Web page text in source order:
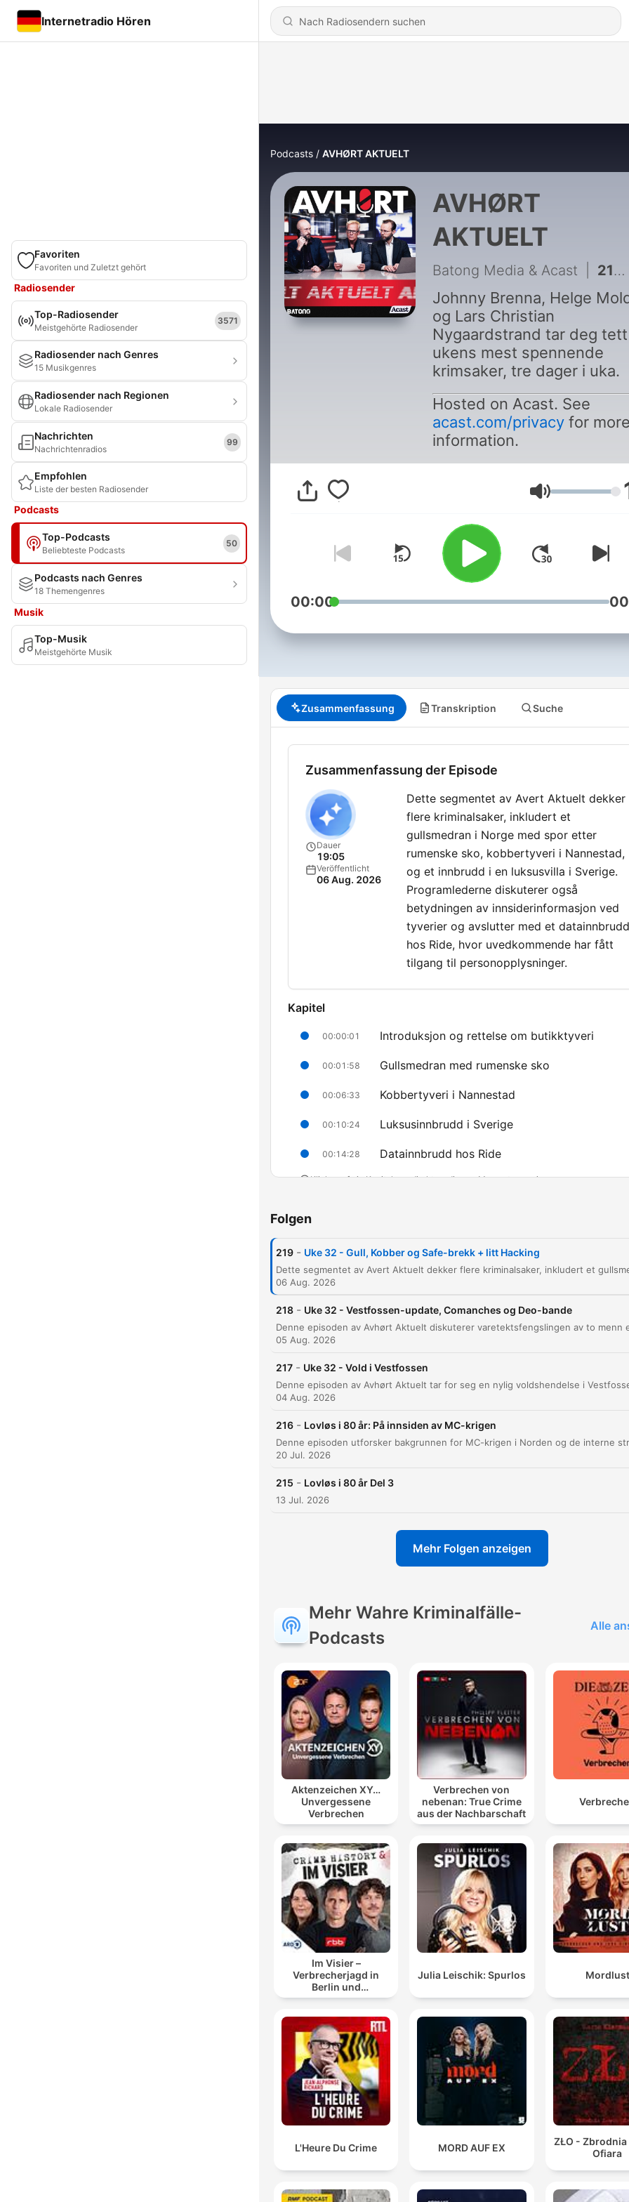
Internetradio Hören
Favoriten
Favoriten und Zuletzt gehört
Radiosender
Top-Radiosender
Meistgehörte Radiosender
3571
Radiosender nach Genres
15 Musikgenres
Radiosender nach Regionen
Lokale Radiosender
Nachrichten
Nachrichtenradios
99
Empfohlen
Liste der besten Radiosender
Podcasts
Top-Podcasts
Beliebteste Podcasts
50
Podcasts nach Genres
18 Themengenres
Musik
Top-Musik
Meistgehörte Musik
Podcasts AVHØRT AKTUELT
AVHØRT
AKTUELT
Batong Media & Acast 219 - Uke 32 - Gull, Kobber og Safe-brekk + litt Hacking
Johnny Brenna, Helge
og Lars Christian
Nygaardstrand tar deg
ukens mest spennende
krimsaker, tre dager i uka.
Hosted on Acast. See
acast.com/privacyfor
information.
Lautstärke
00:00
Zusammenfassung Transkription Suche
Zusammenfassung der Episode
Dauer
19:05
Veröffentlicht
06 Aug. 2026
Dette segmentet av Avert Aktuelt dekker
flere kriminalsaker, inkludert et
gullsmedran i Norge med spor etter
rumenske sko, kobbertyveri i Nannestad,
og et innbrudd i en luksusvilla i Sverige.
Programlederne diskuterer også
betydningen av innsiderinformasjon ved
tyverier og avslutter med et datainnbrudd
hos Ride, hvor uvedkommende har fått
tilgang til personopplysninger.
Kapitel
00:00:01 Introduksjon og rettelse om butikktyveri
00:01:58 Gullsmedran med rumenske sko
00:06:33 Kobbertyveri i Nannestad
00:10:24 Luksusinnbrudd i Sverige
00:14:28 Datainnbrudd hos Ride
Klicke auf ein Kapitel, um direkt zu diesem Moment zu springen
bunnlinje, altså, og butikksjefens mulighet til å gi de
ansatte lønnsforhøyelse
småtyverier for butikkdrift og ansattes lønn.
Romania, og som du nesten ikke får kjøpt i Norge.
00:02:36 · Politiet har funnet spor etter spesielle sko fra
Det er et innbrudd, da. Man har kommet seg gjennom
00:07:43 · Programlederne beskriver profesjonaliteten bak et
To gjerningsmenn brutt seg inn i villene og har båret
en safe til en ventende bil og kjørt fra stedet.
Dette her er hackere, og dette er garantert noen som
skal utnytte denne informasjonen. Og det er jo 4,5
og Tyskland.
00:17:55 · The speaker emphasizes the scale of the breach
the high likelihood of malicious intent by the hackers.
Folgen
219 - Uke 32 - Gull, Kobber og Safe-brekk + litt Hacking
06 Aug. 2026
218 - Uke 32 - Vestfossen-update, Comanches og Deo-bande
05 Aug. 2026
217 - Uke 32 - Vold i Vestfossen
04 Aug. 2026
216 - Lovløs i 80 år: På innsiden av MC-krigen
20 Jul. 2026
215 - Lovløs i 80 år Del 3
13 Jul. 2026
Mehr Folgen anzeigen
Mehr Wahre Kriminalfälle-
Podcasts
Alle
Aktenzeichen XY…
Unvergessene
Verbrechen
Verbrechen von
nebenan: True Crime
aus der Nachbarschaft
Im Visier –
Verbrecherjagd in
Berlin und
Brandenburg
Julia Leischik: Spurlos Mordlust
L'Heure Du Crime MORD AUF EX
ZŁO -
Ofiara